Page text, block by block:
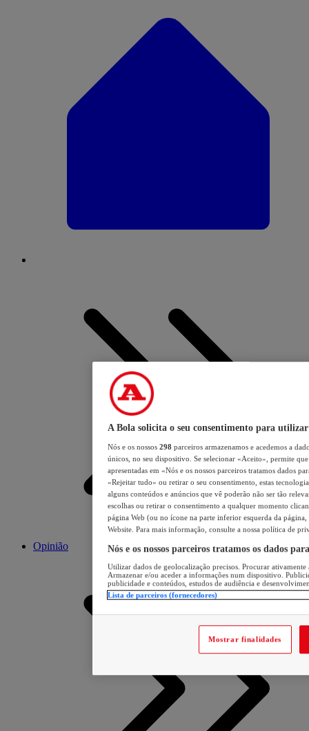
Opinião
A Bola solicita o seu consentimento para utilizar
Nós e os nossos 298 parceiros armazenamos e acedemos a
únicos, no seu dispositivo. Se selecionar «Aceito», permite
apresentadas em «Nós e os nossos parceiros tratamos dados
«Rejeitar tudo» ou retirar o seu consentimento, estas
alguns conteúdos e anúncios que vê poderão não ser tão
escolhas ou retirar o consentimento a qualquer momento
página Web (ou no ícone na parte inferior esquerda da página,
Website. Para mais informação, consulte a nossa política de
Nós e os nossos parceiros tratamos os dados
Utilizar dados de geolocalização precisos. Procurar
Armazenar e/ou aceder a informações num dispositivo.
publicidade e conteúdos, estudos de audiência e
Lista de parceiros (fornecedores)
Mostrar finalidades